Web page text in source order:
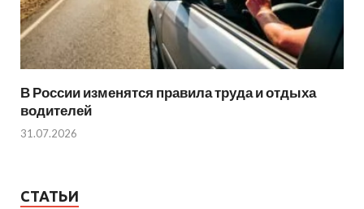
В России изменятся правила труда и отдыха
водителей
31.07.2026
СТАТЬИ